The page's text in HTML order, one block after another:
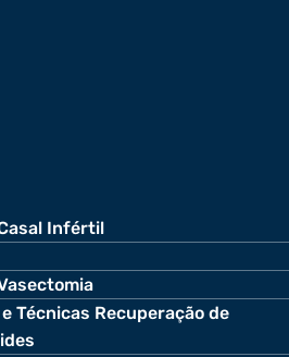
Infértil
Técnicas Recuperação de